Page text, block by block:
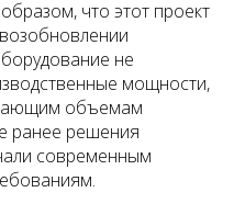
что этот проект
не
мощности,
объемам
ранее решения
современным